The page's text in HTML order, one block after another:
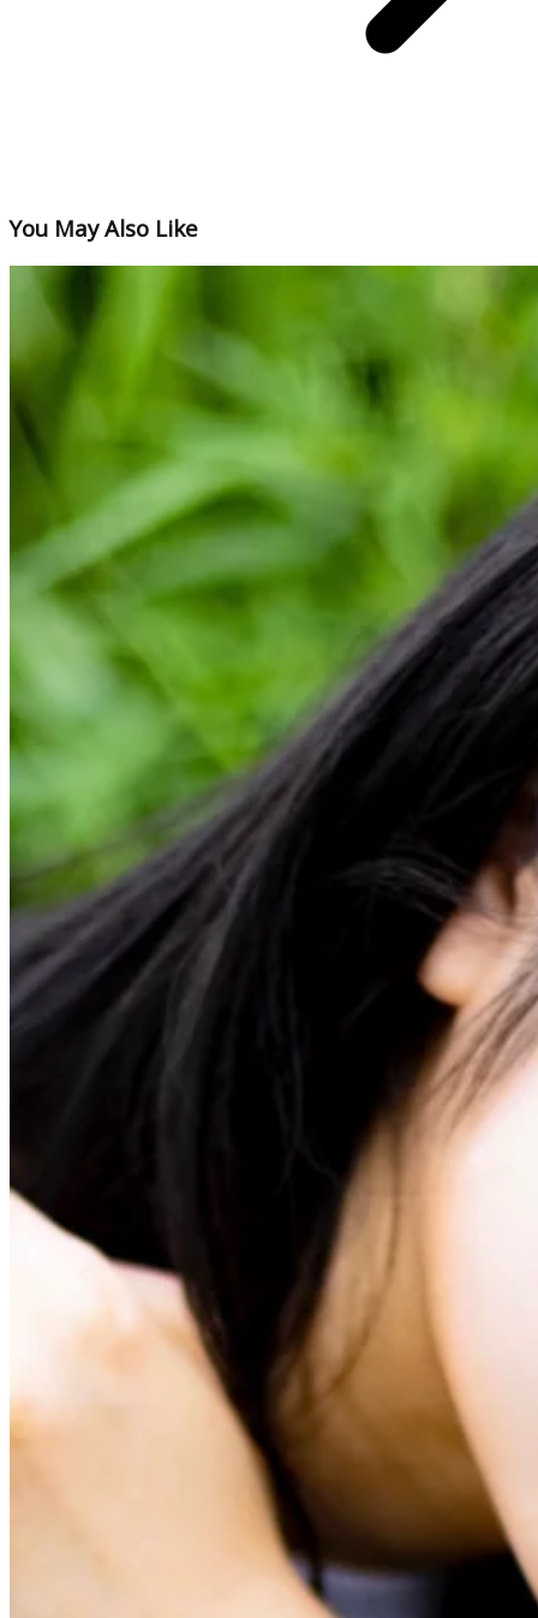
You May Also Like